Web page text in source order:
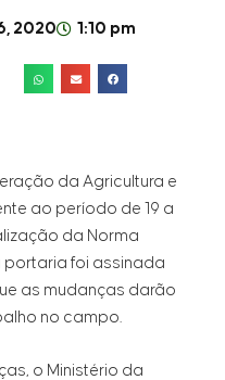
2020 1:10 pm
da Agricultura e
ao período de 19 a
da Norma
portaria foi assinada
as mudanças darão
no campo.
o Ministério da